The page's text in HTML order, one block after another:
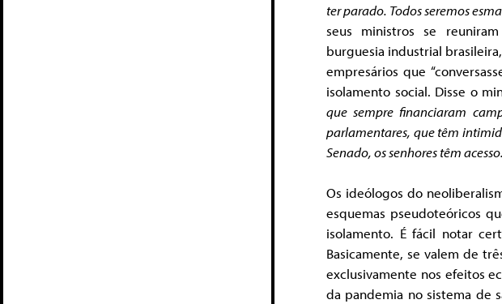
ter parado. Todos seremos
seus ministros se
burguesia industrial
empresários que
isolamento social. Disse o
que sempre financiaram
parlamentares, que têm
Senado, os senhores têm
Os ideólogos do
esquemas pseudoteóricos
isolamento. É fácil notar
Basicamente, se valem de
exclusivamente nos efeitos
da pandemia no sistema de